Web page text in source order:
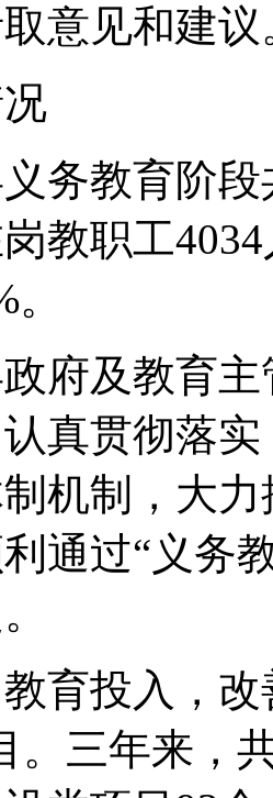
意见和建
务教育阶
教职工
府及教育
真贯彻落
机制，大
通过“义务
教育投入，
。三年来，